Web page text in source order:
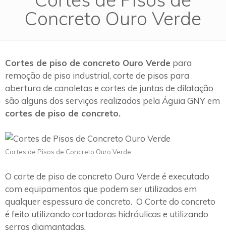
Concreto Ouro Verde
Cortes de piso de concreto Ouro Verde para
remoção de piso industrial, corte de pisos para
abertura de canaletas e cortes de juntas de dilatação
são alguns dos serviços realizados pela Águia GNY em
cortes de piso de concreto.
Cortes de Pisos de Concreto Ouro Verde
O corte de piso de concreto Ouro Verde é executado
com equipamentos que podem ser utilizados em
qualquer espessura de concreto. O Corte do concreto
é feito utilizando cortadoras hidráulicas e utilizando
serras diamantadas.